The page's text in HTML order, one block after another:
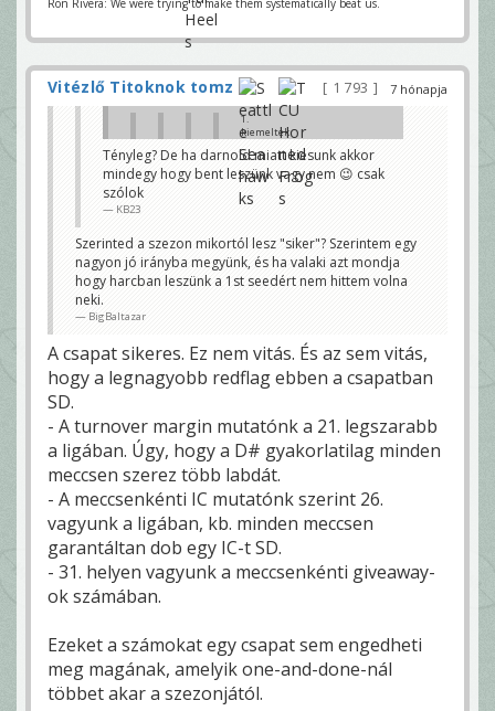
?
s
z
o
s
m
a
y
o
m
á
t
t
a
z
n
d
e
o
d
a
d
o
b
á
l
a
b
d
á
Ron Rivera: We were trying to make them systematically beat us.
7 hónapja
Vitézlő Titoknok tomz 1 793
1.
kiemeltek
és megy a
sírás.
Srácok ne
már...
Te láttad Darnoldot
játszani? Osszefossa
magát nyomás alatt
aztán ide oda dobálja
BigBaltazar
És a 10% aki általában bent is vannak a
poban
Mi is bent leszünk, de ezt ne mond el senkinek.
BigBaltazar
Tényleg? De ha darnold miatt kiesunk akkor
mindegy hogy bent leszünk vagy nem 😉 csak
szólok
KB23
Szerinted a szezon mikortól lesz "siker"? Szerintem egy
nagyon jó irányba megyünk, és ha valaki azt mondja
hogy harcban leszünk a 1st seedért nem hittem volna
neki.
BigBaltazar
A csapat sikeres. Ez nem vitás. És az sem vitás,
hogy a legnagyobb redflag ebben a csapatban
SD.
- A turnover margin mutatónk a 21. legszarabb
a ligában. Úgy, hogy a D# gyakorlatilag minden
meccsen szerez több labdát.
- A meccsenkénti IC mutatónk szerint 26.
vagyunk a ligában, kb. minden meccsen
garantáltan dob egy IC-t SD.
- 31. helyen vagyunk a meccsenkénti giveaway-
ok számában.
Ezeket a számokat egy csapat sem engedheti
meg magának, amelyik one-and-done-nál
többet akar a szezonjától.